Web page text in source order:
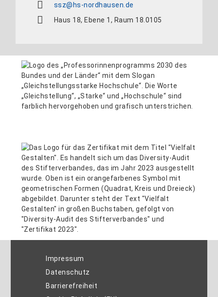
ssz@hs-nordhausen.de
Haus 18, Ebene 1, Raum 18.0105
Impressum
Datenschutz
Barrierefreiheit